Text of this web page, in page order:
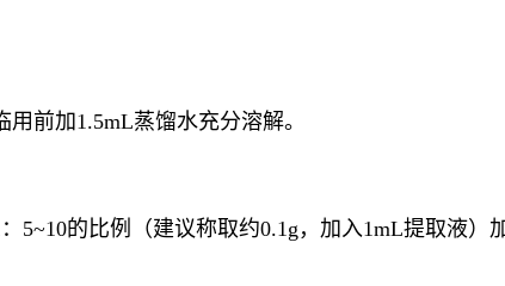
前加1.5mL蒸馏水充分溶解。
5~10的比例（建议称取约0.1g，加入1mL提取液